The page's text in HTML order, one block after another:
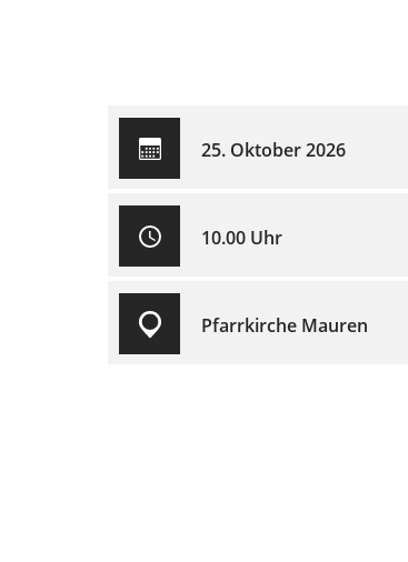
25. Oktober 2026
10.00 Uhr
Pfarrkirche Mauren